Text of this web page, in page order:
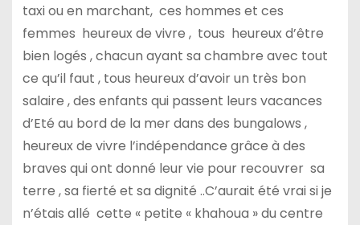
taxi ou en marchant, ces hommes et ces
femmes heureux de vivre , tous heureux d’être
bien logés , chacun ayant sa chambre avec tout
ce qu’il faut , tous heureux d’avoir un très bon
salaire , des enfants qui passent leurs vacances
d’Eté au bord de la mer dans des bungalows ,
heureux de vivre l’indépendance grâce à des
braves qui ont donné leur vie pour recouvrer sa
terre , sa fierté et sa dignité ..C’aurait été vrai si je
n’étais allé cette « petite « khahoua » du centre